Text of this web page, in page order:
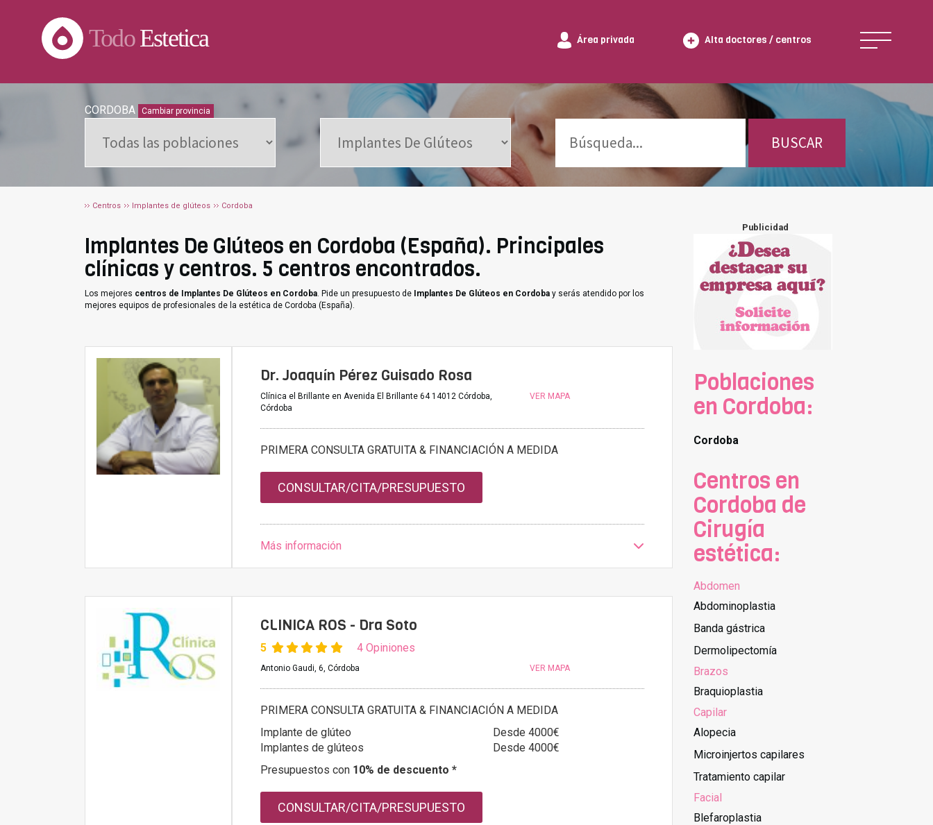
TodoEstetica Área privada Alta doctores / centros
CORDOBA Cambiar provincia
BUSCAR
Centros Implantes de glúteos Cordoba
Implantes De Glúteos en Cordoba (España). Principales
clínicas y centros. 5 centros encontrados.
Los mejores centros de Implantes De Glúteos en Cordoba. Pide un presupuesto de Implantes De Glúteos en Cordoba y serás atendido por los
mejores equipos de profesionales de la estética de Cordoba (España).
Dr. Joaquín Pérez Guisado Rosa
Clínica el Brillante en Avenida El Brillante 64 14012 Córdoba,
Córdoba
VER MAPA
PRIMERA CONSULTA GRATUITA & FINANCIACIÓN A MEDIDA
CONSULTAR/CITA/PRESUPUESTO
Más información
CLINICA ROS - Dra Soto
5 4 Opiniones
Antonio Gaudi, 6, Córdoba VER MAPA
PRIMERA CONSULTA GRATUITA & FINANCIACIÓN A MEDIDA
Implante de glúteo
Desde 4000€
Implantes de glúteos
Desde 4000€
Presupuestos con 10% de descuento *
CONSULTAR/CITA/PRESUPUESTO
Publicidad
Poblaciones
en Cordoba:
Cordoba
Centros en
Cordoba de
Cirugía
estética:
Abdomen
Abdominoplastia
Banda gástrica
Dermolipectomía
Brazos
Braquioplastia
Capilar
Alopecia
Microinjertos capilares
Tratamiento capilar
Facial
Blefaroplastia